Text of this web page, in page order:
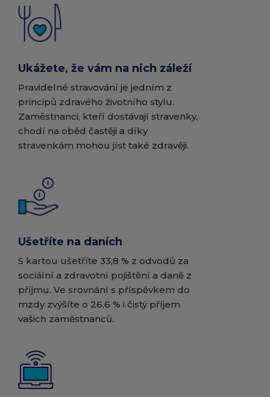
Ukážete, že vám na nich záleží
Pravidelné stravování je jedním z
principů zdravého životního stylu.
Zaměstnanci, kteří dostávají stravenky,
chodí na oběd častěji a díky
stravenkám mohou jíst také zdravěji.
Ušetříte na daních
S kartou ušetříte 33,8 % z odvodů za
sociální a zdravotní pojištění a daně z
příjmu. Ve srovnání s příspěvkem do
mzdy zvýšíte o 26,6 % i čistý příjem
vašich zaměstnanců.